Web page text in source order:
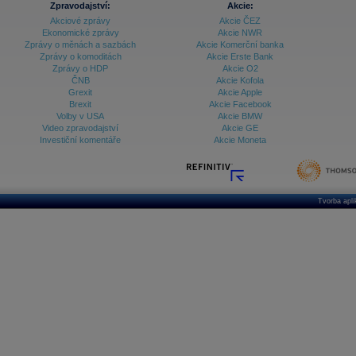
Databanka - Ekonomický růst
Databanka - Indexy
Databanka - Měnové kurzy
Databanka - Trh práce
Databanka - Úrokové sazby
Databanka - Veřejné rozpočty
Databanka akcie - Svět
Zpravodajství:
Akciové zprávy
Ekonomické zprávy
Zprávy o měnách a sazbách
Zprávy o komoditách
Zprávy o HDP
ČNB
Grexit
Brexit
Volby v USA
Video zpravodajství
Investiční komentáře
Akcie:
Akcie ČEZ
Akcie NWR
Akcie Komerční banka
Akcie Erste Bank
Akcie O2
Akcie Kofola
Akcie Apple
Akcie Facebook
Akcie BMW
Akcie GE
Akcie Moneta
Tvorba